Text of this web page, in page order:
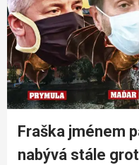
Fraška jménem
nabývá stále